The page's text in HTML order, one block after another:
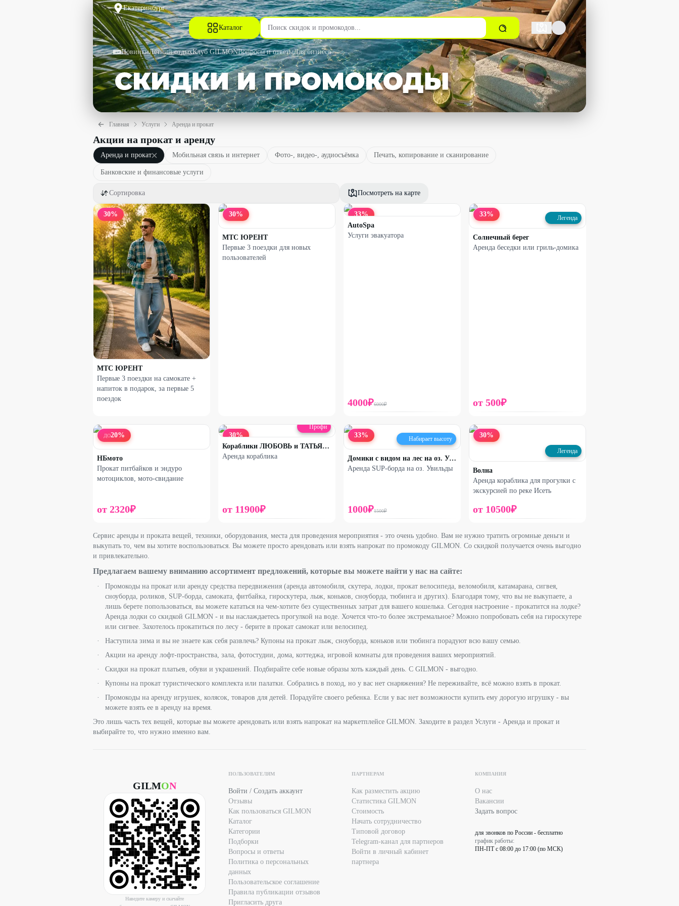
Екатеринбург
Каталог
НовинкиЛетний отдыхКлуб GILMONВопросы и ответыДля бизнеса
Главная Услуги Аренда и прокат
Акции на прокат и аренду
Аренда и прокат Мобильная связь и интернет Фото-, видео-, аудиосъёмка Печать, копирование и сканирование
Банковские и финансовые услуги
Сортировка Посмотреть на карте
30%
МТС ЮРЕНТ
Первые 3 поездки на самокате +
напиток в подарок, за первые 5
поездок
30%
МТС ЮРЕНТ
Первые 3 поездки для новых
пользователей
33%
AutoSpa
Услуги эвакуатора
4000₽6000₽
33% Легенда
Солнечный берег
Аренда беседки или гриль-домика
от 500₽
ДО20%
НБмото
Прокат питбайков и эндуро
мотоциклов, мото-свидание
от 2320₽
30%
Профи
Кораблики ЛЮБОВЬ и ТАТЬЯНА
Аренда кораблика
от 11900₽
33% Набирает высоту
Домики с видом на лес на оз. Увильды
Аренда SUP-борда на оз. Увильды
1000₽1500₽
30%
Легенда
Волна
Аренда кораблика для прогулки с
экскурсией по реке Исеть
от 10500₽
Сервис аренды и проката вещей, техники, оборудования, места для проведения мероприятия - это очень удобно. Вам не нужно тратить огромные деньги и
выкупать то, чем вы хотите воспользоваться. Вы можете просто арендовать или взять напрокат по промокоду GILMON. Со скидкой получается очень выгодно
и привлекательно.
Предлагаем вашему вниманию ассортимент предложений, которые вы можете найти у нас на сайте:
Промокоды на прокат или аренду средства передвижения (аренда автомобиля, скутера, лодки, прокат велосипеда, веломобиля, катамарана, сигвея,
сноуборда, роликов, SUP-борда, самоката, фитбайка, гироскутера, лыж, коньков, сноуборда, тюбинга и других). Благодаря тому, что вы не выкупаете, а
лишь берете попользоваться, вы можете кататься на чем-хотите без существенных затрат для вашего кошелька. Сегодня настроение - прокатится на лодке?
Аренда лодки со скидкой GILMON - и вы наслаждаетесь прогулкой на воде. Хочется что-то более экстремальное? Можно попробовать себя на гироскутере
или сигвее. Захотелось прокатиться по лесу - берите в прокат самокат или велосипед.
Наступила зима и вы не знаете как себя развлечь? Купоны на прокат лыж, сноуборда, коньков или тюбинга порадуют всю вашу семью.
Акции на аренду лофт-пространства, зала, фотостудии, дома, коттеджа, игровой комнаты для проведения ваших мероприятий.
Скидки на прокат платьев, обуви и украшений. Подбирайте себе новые образы хоть каждый день. С GILMON - выгодно.
Купоны на прокат туристического комплекта или палатки. Собрались в поход, но у вас нет снаряжения? Не переживайте, всё можно взять в прокат.
Промокоды на аренду игрушек, колясок, товаров для детей. Порадуйте своего ребенка. Если у вас нет возможности купить ему дорогую игрушку - вы
можете взять ее в аренду на время.
Это лишь часть тех вещей, которые вы можете арендовать или взять напрокат на маркетплейсе GILMON. Заходите в раздел Услуги - Аренда и прокат и
выбирайте то, что нужно именно вам.
GILMON
Наведите камеру и скачайте
ПОЛЬЗОВАТЕЛЯМ
Войти / Создать аккаунт
Отзывы
Как пользоваться GILMON
Каталог
Категории
Подборки
Вопросы и ответы
Политика о персональных
данных
Пользовательское соглашение
Правила публикации отзывов
Пригласить друга
ПАРТНЕРАМ
Как разместить акцию
Статистика GILMON
Стоимость
Начать сотрудничество
Типовой договор
Telegram-канал для партнеров
Войти в личный кабинет
партнера
КОМПАНИЯ
О нас
Вакансии
Задать вопрос
для звонков по России - бесплатно
график работы:
ПН-ПТ с 08:00 до 17:00 (по МСК)